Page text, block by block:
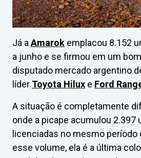
Já a Amarok emplacou 8.152
a junho e se firmou em um
disputado mercado argentino
líder Toyota Hilux e Ford
A situação é completamente
onde a picape acumulou 2.397
licenciadas no mesmo período
esse volume, ela é a última